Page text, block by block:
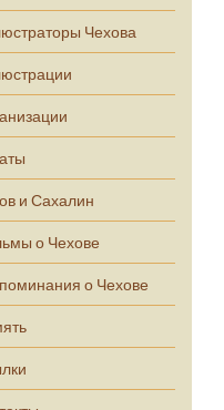
Чехова
и Сахалин
о Чехове
о Чехове